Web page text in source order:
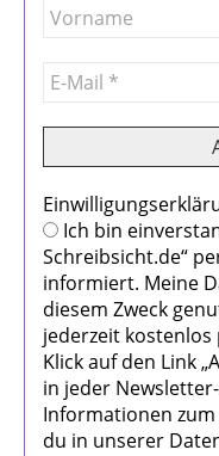
Ich bin
Schreibsicht.de“
informiert. Meine
diesem Zweck
jederzeit
Klick auf den Link
in jeder
Informationen
du in unserer